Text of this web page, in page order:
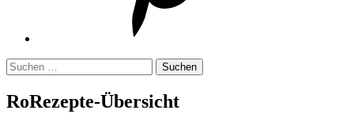
Suchen
nach:
RoRezepte-Übersicht